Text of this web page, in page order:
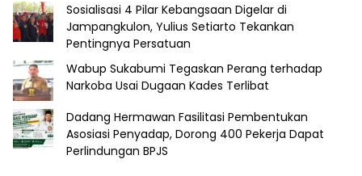
Sosialisasi 4 Pilar Kebangsaan Digelar di
Jampangkulon, Yulius Setiarto Tekankan
Pentingnya Persatuan
Wabup Sukabumi Tegaskan Perang terhadap
Narkoba Usai Dugaan Kades Terlibat
Dadang Hermawan Fasilitasi Pembentukan
Asosiasi Penyadap, Dorong 400 Pekerja Dapat
Perlindungan BPJS